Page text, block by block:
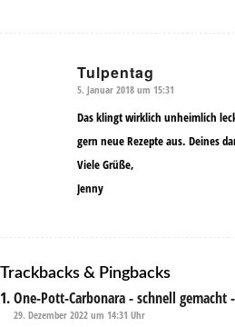
Tulpentag
sagte:
5. Januar 2018 um 15:31
Das klingt wirklich unheimlich
gern neue Rezepte aus. Deines
Viele Grüße,
Jenny
Trackbacks & Pingbacks
One-Pott-Carbonara - schnell gemacht
29. Dezember 2022 um 14:31 Uhr